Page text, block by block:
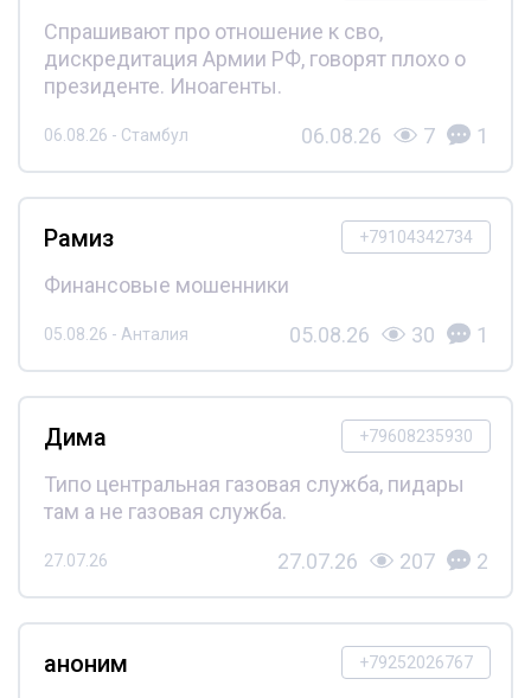
Спрашивают про отношение к сво,
дискредитация Армии РФ, говорят плохо о
президенте. Иноагенты.
06.08.26 - Стамбул 06.08.26 7 1
+79104342734
Рамиз
Финансовые мошенники
05.08.26 - Анталия 05.08.26 30 1
+79608235930
Дима
Типо центральная газовая служба, пидары
там а не газовая служба.
27.07.26 27.07.26 207 2
+79252026767
аноним